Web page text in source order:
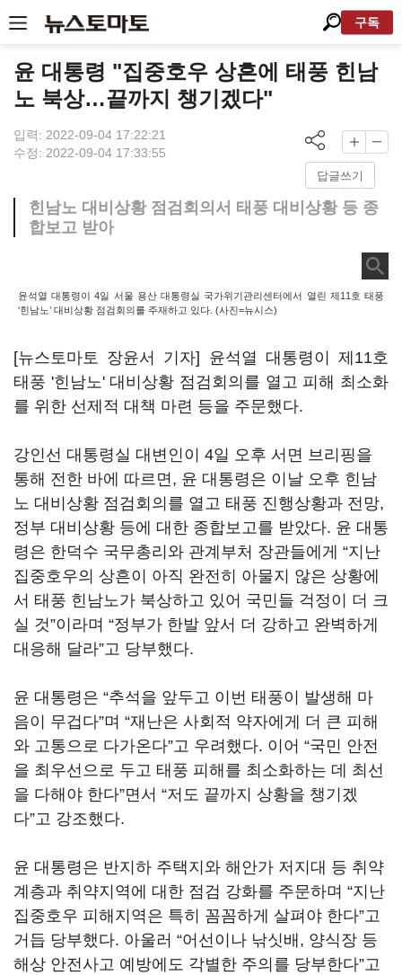
구독
윤 대통령 "집중호우 상흔에 태풍 힌남
노 북상…끝까지 챙기겠다"
입력: 2022-09-04 17:22:21
수정: 2022-09-04 17:33:55
답글쓰기
힌남노 대비상황 점검회의서 태풍 대비상황 등 종
합보고 받아
윤석열 대통령이 4일 서울 용산 대통령실 국가위기관리센터에서 열린 제11호 태풍
‘힌남노’ 대비상황 점검회의를 주재하고 있다. (사진=뉴시스)
[뉴스토마토 장윤서 기자] 윤석열 대통령이 제11호
태풍 '힌남노' 대비상황 점검회의를 열고 피해 최소화
를 위한 선제적 대책 마련 등을 주문했다.
강인선 대통령실 대변인이 4일 오후 서면 브리핑을
통해 전한 바에 따르면, 윤 대통령은 이날 오후 힌남
노 대비상황 점검회의를 열고 태풍 진행상황과 전망,
정부 대비상황 등에 대한 종합보고를 받았다. 윤 대통
령은 한덕수 국무총리와 관계부처 장관들에게 “지난
집중호우의 상흔이 아직 완전히 아물지 않은 상황에
서 태풍 힌남노가 북상하고 있어 국민들 걱정이 더 크
실 것”이라며 “정부가 한발 앞서 더 강하고 완벽하게
대응해 달라”고 당부했다.
윤 대통령은 “추석을 앞두고 이번 태풍이 발생해 마
음이 무겁다”며 “재난은 사회적 약자에게 더 큰 피해
와 고통으로 다가온다”고 우려했다. 이어 “국민 안전
을 최우선으로 두고 태풍 피해를 최소화하는 데 최선
을 다해야 한다”면서 “저도 끝까지 상황을 챙기겠
다”고 강조했다.
윤 대통령은 반지하 주택지와 해안가 저지대 등 취약
계층과 취약지역에 대한 점검 강화를 주문하며 “지난
집중호우 피해지역은 특히 꼼꼼하게 살펴야 한다”고
거듭 당부했다. 아울러 “어선이나 낚싯배, 양식장 등
해상 안전사고 예방에도 각별한 주의를 당부한다”고